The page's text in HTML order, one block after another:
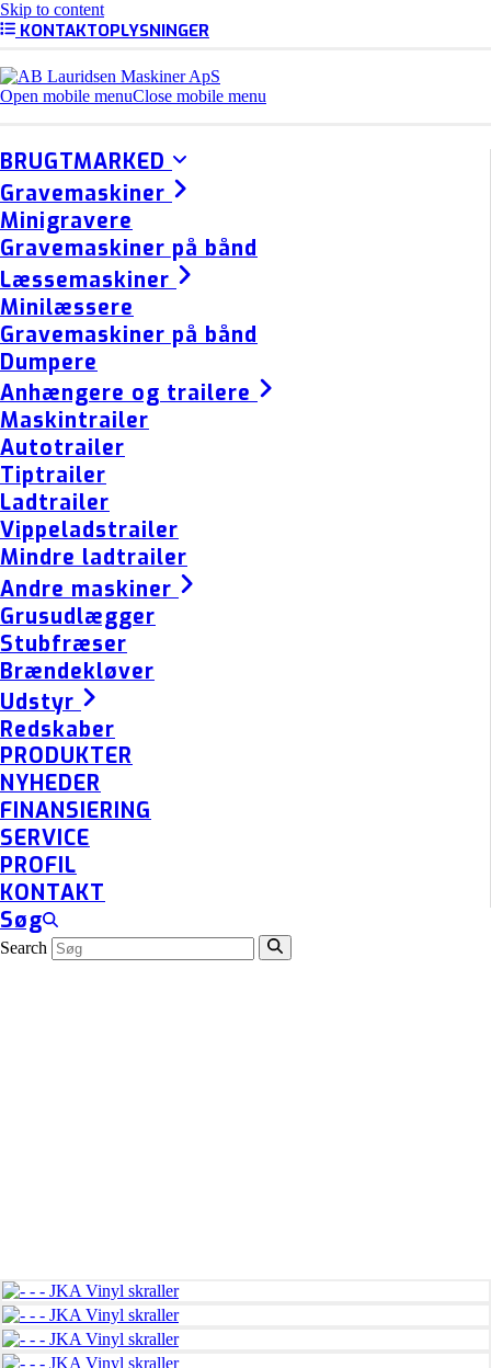
Skip to content
KONTAKTOPLYSNINGER
Open mobile menuClose mobile menu
BRUGTMARKED
Gravemaskiner
Minigravere
Gravemaskiner på bånd
Læssemaskiner
Minilæssere
Gravemaskiner på bånd
Dumpere
Anhængere og trailere
Maskintrailer
Autotrailer
Tiptrailer
Ladtrailer
Vippeladstrailer
Mindre ladtrailer
Andre maskiner
Grusudlægger
Stubfræser
Brændekløver
Udstyr
Redskaber
PRODUKTER
NYHEDER
FINANSIERING
SERVICE
PROFIL
KONTAKT
Søg
Search